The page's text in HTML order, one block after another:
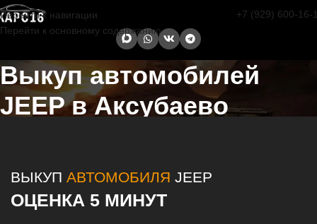
Перейти к навигации
Перейти к основному содержанию
+7 (929) 600-16-
Выкуп автомобилей
JEEP в Аксубаево
ВЫКУП АВТОМОБИЛЯ JEEP
ОЦЕНКА 5 МИНУТ